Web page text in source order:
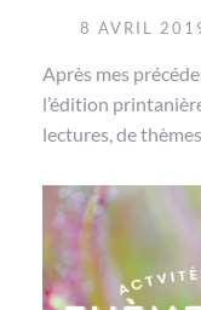
8 AVRIL
Après mes
l’édition
lectures, de